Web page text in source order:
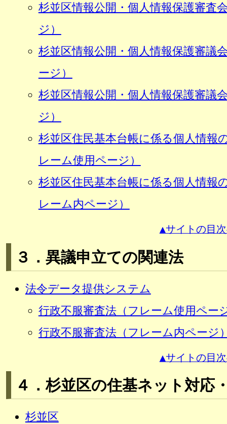
杉並区情報公開・個人情報保護審査
ジ）
杉並区情報公開・個人情報保護審議
ージ）
杉並区情報公開・個人情報保護審議
ジ）
杉並区住民基本台帳に係る個人情報
レーム使用ページ）
杉並区住民基本台帳に係る個人情報
レーム内ページ）
▲サイトの目
３．異議申立ての関連法
法令データ提供システム
行政不服審査法（フレーム使用ペー
行政不服審査法（フレーム内ページ
▲サイトの目
４．杉並区の住基ネット対応
杉並区